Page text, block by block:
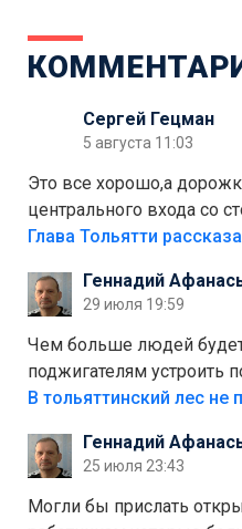
Сергей Гецман
5 августа 11:03
Это все хорошо,а
центрального входа со
аттракционам слабо
лежала в парке и
украли.
Геннадий
29 июля 19:59
Чем больше людей
поджигателям устроить
костры,тех надо
Штрафы мизерные.
Геннадий
25 июля 23:43
Могли бы прислать